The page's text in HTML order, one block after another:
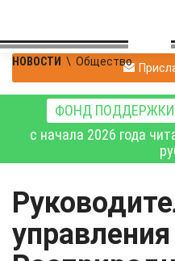
НОВОСТИ \ Общество
ФОНД ПОДДЕРЖКИ
с начала 2026 года
управления